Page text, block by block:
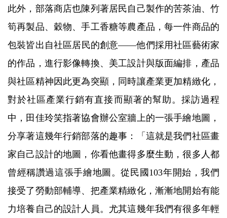
此外，部落商店也陳列著居民自己製作的苦茶油、竹
筍再製品、穀物、手工香糖等農產品，每一件商品的
包裝皆出自社區居民的創意——他們採用社區藝術家
的作品，進行影像轉換、美工設計與版面編排，產品
與社區精神因此更為突顯，同時讓產業更加精緻化，
對於社區產業行銷有直接而顯著的幫助。採訪過程
中，田佳玲笑指著協會辦公室牆上的一張手繪地圖，
分享著這幾年行銷部落的趣事：「這就是我們社區畫
家自己設計的地圖，你看他畫得多麼生動，很多人都
曾經稱讚過這張手繪地圖。從民國103年開始，我們
接受了勞動部輔導、把產業精緻化，漸漸地開始有能
力培養自己的設計人員。尤其這幾年我們有很多年輕